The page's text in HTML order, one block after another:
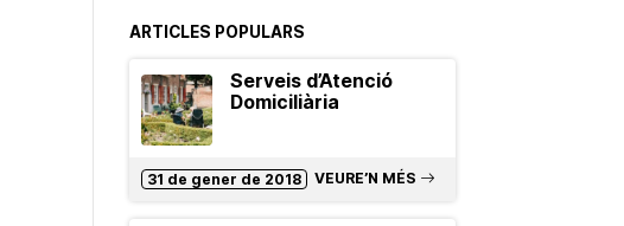
ARTICLES POPULARS
Serveis d’Atenció
Domiciliària
31 de gener de 2018 VEURE’N MÉS